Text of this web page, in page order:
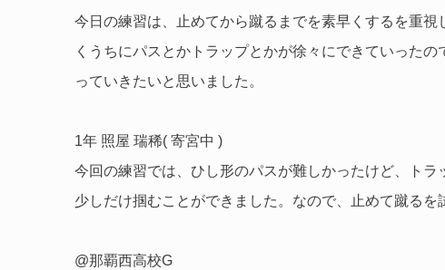
今日の練習は、止めてから蹴るまでを素早くするを重
くうちにパスとかトラップとかが徐々にできていった
っていきたいと思いました。
1年 照屋 瑞稀( 寄宮中 )
今回の練習では、ひし形のパスが難しかったけど、ト
少しだけ掴むことができました。なので、止めて蹴るを
@那覇西高校G